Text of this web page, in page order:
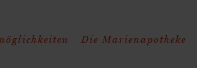
Die Marienapotheke